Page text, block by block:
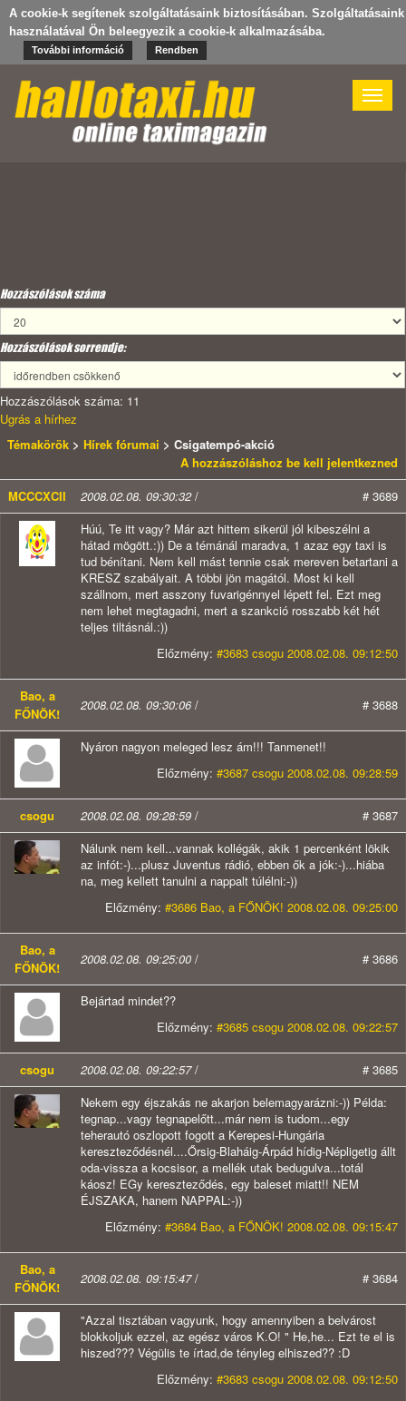
A cookie-k segítenek szolgáltatásaink biztosításában. Szolgáltatásaink
használatával Ön beleegyezik a cookie-k alkalmazásába.
További információ Rendben
Toggle
Hozzászólások száma
Hozzászólások sorrendje:
Hozzászólások száma: 11
Ugrás a hírhez
Témakörök > Hírek fórumai > Csigatempó-akció
A hozzászóláshoz be kell jelentkezned
MCCCXCII
2008.02.08. 09:30:32/
# 3689
Húú, Te itt vagy? Már azt hittem sikerül jól kibeszélni a
hátad mögött.:)) De a témánál maradva, 1 azaz egy taxi is
tud bénítani. Nem kell mást tennie csak mereven betartani a
KRESZ szabályait. A többi jön magától. Most ki kell
szállnom, mert asszony fuvarigénnyel lépett fel. Ezt meg
nem lehet megtagadni, mert a szankció rosszabb két hét
teljes tiltásnál.:))
Előzmény: #3683 csogu 2008.02.08. 09:12:50
Bao, a
FŐNÖK!
2008.02.08. 09:30:06/ # 3688
Nyáron nagyon meleged lesz ám!!! Tanmenet!!
Előzmény: #3687 csogu 2008.02.08. 09:28:59
csogu 2008.02.08. 09:28:59 /
# 3687
Nálunk nem kell...vannak kollégák, akik 1 percenként lökik
az infót:-)...plusz Juventus rádió, ebben ők a jók:-)...hiába
na, meg kellett tanulni a nappalt túlélni:-))
Előzmény: #3686 Bao, a FŐNÖK! 2008.02.08. 09:25:00
Bao, a
FŐNÖK!
2008.02.08. 09:25:00 / # 3686
Bejártad mindet??
Előzmény: #3685 csogu 2008.02.08. 09:22:57
csogu 2008.02.08. 09:22:57/
# 3685
Nekem egy éjszakás ne akarjon belemagyarázni:-)) Példa:
tegnap...vagy tegnapelőtt...már nem is tudom...egy
teherautó oszlopott fogott a Kerepesi-Hungária
kereszteződésnél....Őrsig-Blaháig-Árpád hídig-Népligetig állt
oda-vissza a kocsisor, a mellék utak bedugulva...totál
káosz! EGy kereszteződés, egy baleset miatt!! NEM
ÉJSZAKA, hanem NAPPAL:-))
Előzmény: #3684 Bao, a FŐNÖK! 2008.02.08. 09:15:47
Bao, a
FŐNÖK!
2008.02.08. 09:15:47/ # 3684
"Azzal tisztában vagyunk, hogy amennyiben a belvárost
blokkoljuk ezzel, az egész város K.O! " He,he... Ezt te el is
hiszed??? Végülis te írtad,de tényleg elhiszed?? :D
Előzmény: #3683 csogu 2008.02.08. 09:12:50